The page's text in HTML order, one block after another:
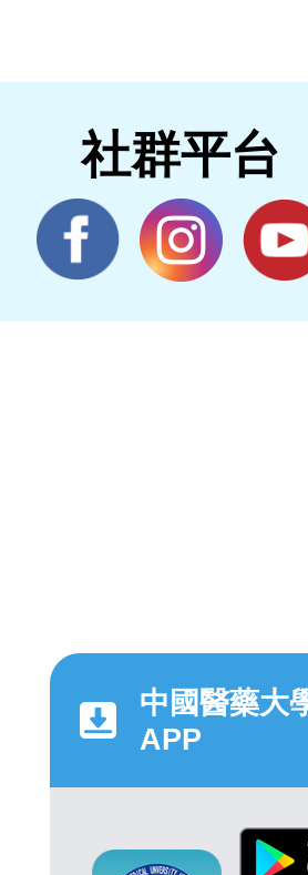
社群平台
中國醫藥大
APP